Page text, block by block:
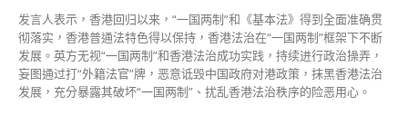
发言人表示，香港回归以来，“一国两制”和《基本法》得到全面准确贯
彻落实，香港普通法特色得以保持，香港法治在“一国两制”框架下不断
发展。英方无视“一国两制”和香港法治成功实践，持续进行政治操弄，
妄图通过打“外籍法官”牌，恶意诋毁中国政府对港政策，抹黑香港法治
发展，充分暴露其破坏“一国两制”、扰乱香港法治秩序的险恶用心。